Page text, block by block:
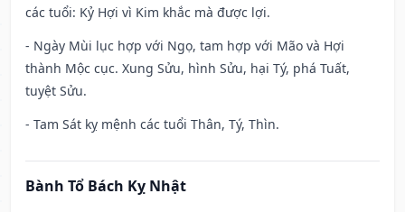
các tuổi: Kỷ Hợi vì Kim khắc mà được lợi.
- Ngày Mùi lục hợp với Ngọ, tam hợp với Mão và Hợi
thành Mộc cục. Xung Sửu, hình Sửu, hại Tý, phá Tuất,
tuyệt Sửu.
- Tam Sát kỵ mệnh các tuổi Thân, Tý, Thìn.
Bành Tổ Bách Kỵ Nhật